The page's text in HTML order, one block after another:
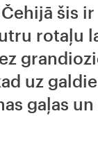
šis
rotaļu
uz
gaļas un